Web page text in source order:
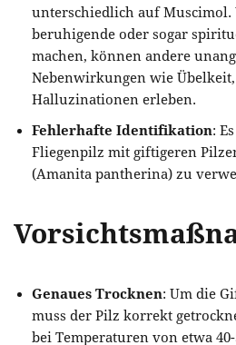
unterschiedlich auf Muscimol.
beruhigende oder sogar
machen, können andere
Nebenwirkungen wie
Halluzinationen erleben.
Fehlerhafte Identifikation:
Fliegenpilz mit giftigeren
(Amanita pantherina) zu
Genaues Trocknen: Um die
muss der Pilz korrekt
bei Temperaturen von etwa 40-